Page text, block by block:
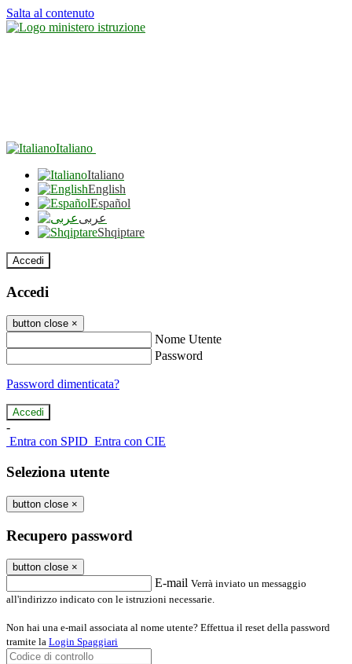
Salta al contenuto
Italiano
Italiano
English
Español
عربى
Shqiptare
Accedi
Accedi
button close ×
Nome Utente
Password
Password dimenticata?
-
Entra con SPID Entra con CIE
Seleziona utente
button close ×
Recupero password
button close ×
E-mail Verrà inviato un messaggio
all'indirizzo indicato con le istruzioni necessarie.
Non hai una e-mail associata al nome utente? Effettua il reset della password
tramite la Login Spaggiari